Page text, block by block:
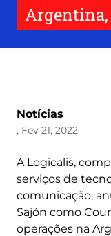
Argentina,
Notícias
, Fev 21, 2022
A Logicalis,
serviços de
comunicação,
Sajón como
operações na